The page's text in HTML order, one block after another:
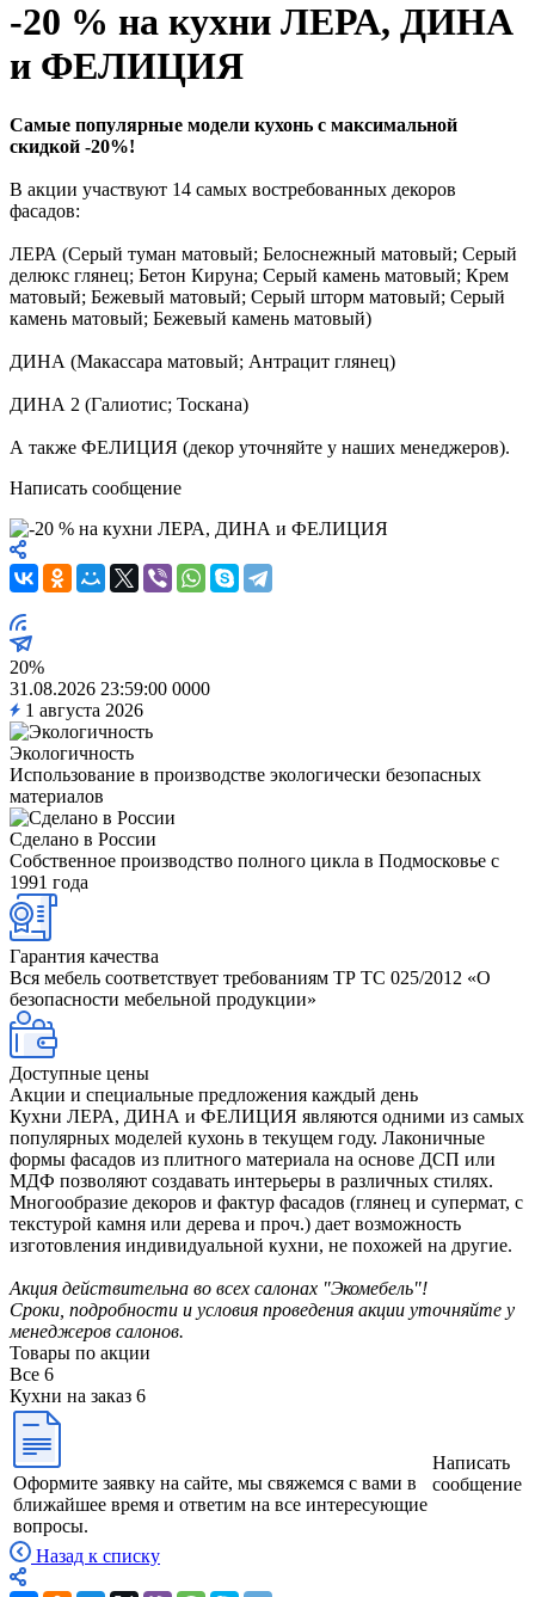
-20 % на кухни ЛЕРА, ДИНА
и ФЕЛИЦИЯ
Самые популярные модели кухонь с максимальной
скидкой -20%!
В акции участвуют 14 самых востребованных декоров
фасадов:
ЛЕРА (Серый туман матовый; Белоснежный матовый; Серый
делюкс глянец; Бетон Кируна; Серый камень матовый; Крем
матовый; Бежевый матовый; Серый шторм матовый; Серый
камень матовый; Бежевый камень матовый)
ДИНА (Макассара матовый; Антрацит глянец)
ДИНА 2 (Галиотис; Тоскана)
А также ФЕЛИЦИЯ (декор уточняйте у наших менеджеров).
Написать сообщение
20%
31.08.2026 23:59:00 0000
1 августа 2026
Экологичность
Использование в производстве экологически безопасных
материалов
Сделано в России
Собственное производство полного цикла в Подмосковье с
1991 года
Гарантия качества
Вся мебель соответствует требованиям ТР ТС 025/2012 «О
безопасности мебельной продукции»
Доступные цены
Акции и специальные предложения каждый день
Кухни ЛЕРА, ДИНА и ФЕЛИЦИЯ являются одними из самых
популярных моделей кухонь в текущем году. Лаконичные
формы фасадов из плитного материала на основе ДСП или
МДФ позволяют создавать интерьеры в различных стилях.
Многообразие декоров и фактур фасадов (глянец и супермат, с
текстурой камня или дерева и проч.) дает возможность
изготовления индивидуальной кухни, не похожей на другие.
Акция действительна во всех салонах "Экомебель"!
Сроки, подробности и условия проведения акции уточняйте у
менеджеров салонов.
Товары по акции
Все 6
Кухни на заказ 6
Оформите заявку на сайте, мы свяжемся с вами в
ближайшее время и ответим на все интересующие
вопросы.
Написать
сообщение
Назад к списку